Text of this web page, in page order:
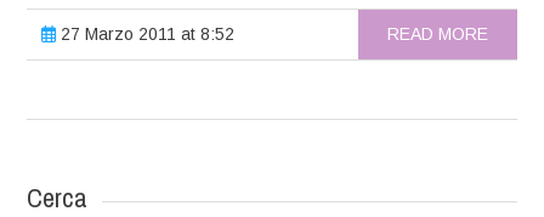
27 Marzo 2011 at 8:52 READ MORE
Cerca